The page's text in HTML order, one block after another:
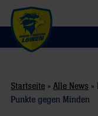
Startseite » Alle News »
Punkte gegen Minden